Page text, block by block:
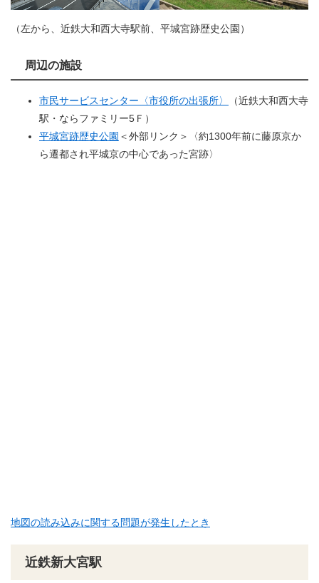
（左から、近鉄大和西大寺駅前、平城宮跡歴史公園）
周辺の施設
市民サービスセンター〈市役所の出張所〉
（近鉄大和西大寺
駅・ならファミリー5Ｆ）
平城宮跡歴史公園 ＜外部リンク＞
〈約1300年前に藤原京か
ら遷都され平城京の中心であった宮跡〉​
地図の読み込みに関する問題が発生したとき
近鉄新大宮駅